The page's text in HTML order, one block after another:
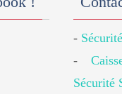
-
-
Sécurité